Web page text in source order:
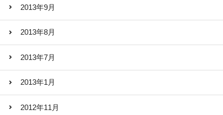
2013年9月
2013年8月
2013年7月
2013年1月
2012年11月